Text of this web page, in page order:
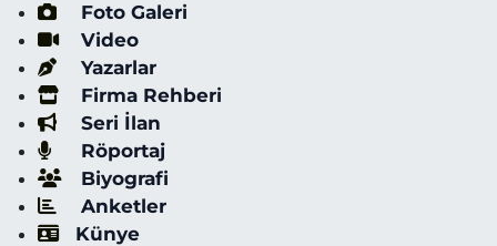
Foto Galeri
Video
Yazarlar
Firma Rehberi
Seri İlan
Röportaj
Biyografi
Anketler
Künye